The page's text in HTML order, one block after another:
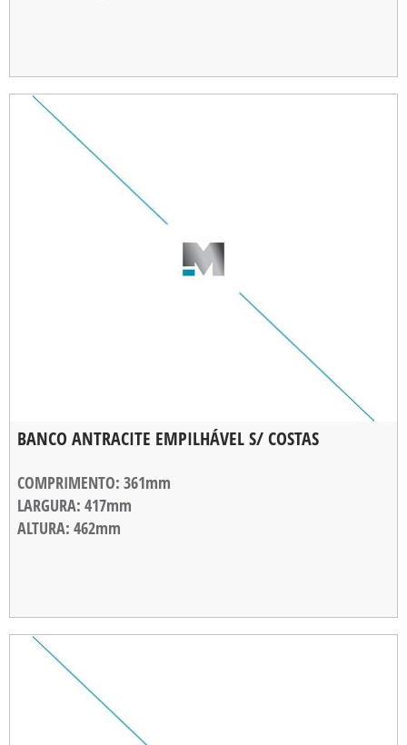
BANCO ANTRACITE EMPILHÁVEL S/ COSTAS
COMPRIMENTO: 361mm
LARGURA: 417mm
ALTURA: 462mm